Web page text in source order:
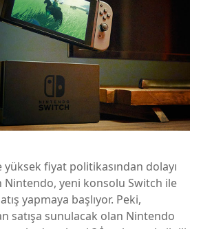
fiyat politikasından dolayı
Nintendo, yeni konsolu Switch ile
yapmaya başlıyor. Peki,
satışa sunulacak olan Nintendo